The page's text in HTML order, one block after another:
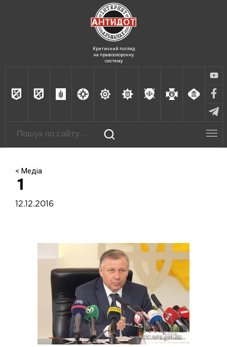
Критичний погляд
на правоохоронну
систему
< Медіа
1
12.12.2016